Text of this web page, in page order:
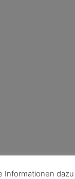
Informationen dazu